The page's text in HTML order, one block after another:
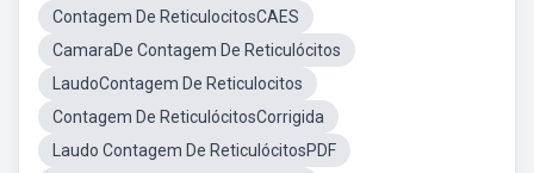
Contagem De ReticulocitosCAES
CamaraDe Contagem De Reticulócitos
LaudoContagem De Reticulocitos
Contagem De ReticulócitosCorrigida
Laudo Contagem De ReticulócitosPDF